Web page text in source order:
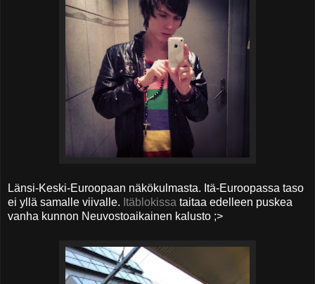
Länsi-Keski-Euroopaan näkökulmasta. Itä-Euroopassa taso
ei yllä samalle viivalle. Itäblokissa taitaa edelleen puskea
vanha kunnon Neuvostoaikainen kalusto ;>